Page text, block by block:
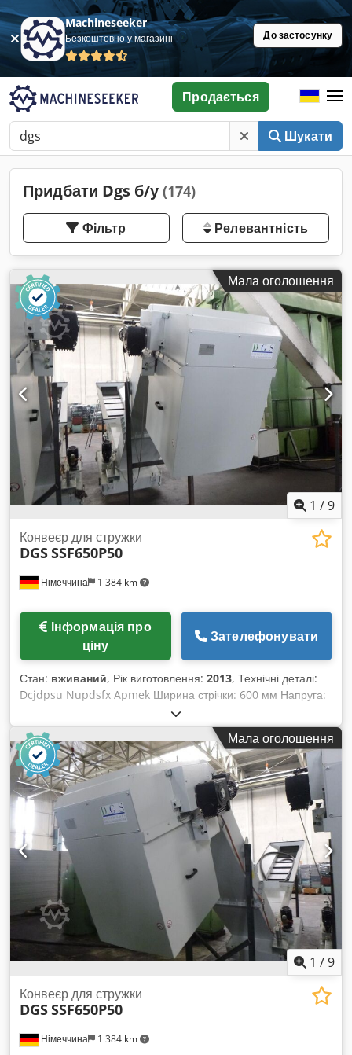
Machineseeker
Безкоштовно у магазині До застосунку
Шукати
Продається
Придбати Dgs б/у (174)
Фільтр Релевантність
Мала оголошення
1 /9
Німеччина 1 384 km
Конвеєр для стружки
DGSSSF650P50
ціну
Зателефонувати
Стан: вживаний, Рік виготовлення: 2013, Технічні деталі:
Dcjdpsu Nupdsfx Apmek Ширина стрічки: 600 мм Напруга:
460 / 60 В / Гц Загальна потужність: 3,5 кВт Вага машини
приблизно: 2300 кг Габаритні розміри (ДxШxВ): прибл. 9,0 x
1,4 x 3,0 м Шарнірний стрічковий конвеєр, невикористаний
З баком для охолоджувальної рідини, включаючи насос
(занурювальний вертикальний насос), продуктивність – 250
л/хв, чого достатньо для висоти подачі 25 м. Зона подачі
стружки (довжина A) макс. 3000 мм (з насадкою та
металевим лотком з гумовим покриттям 3000 x 1100 мм)
Загальна довжина зони входу – 5000 мм Ширина стрічки (H)
– 600 мм Висота вивантаження (C) над підлогою – 1800 мм
Транспортер для стружки оснащений чотирма поворотними
колесами знизу та може бути закріплений до підлоги
болтовими гвинтами.
Мала оголошення
1 /9
Німеччина 1 384 km
Конвеєр для стружки
DGSSSF650P50